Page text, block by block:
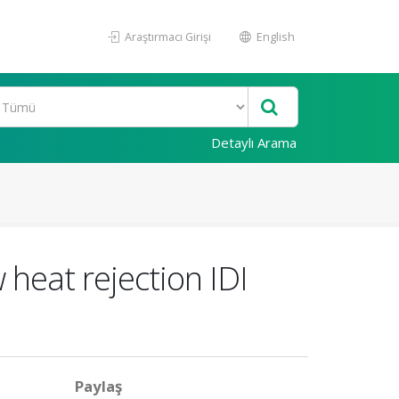
Araştırmacı Girişi English
Detaylı Arama
rejection IDI
Paylaş